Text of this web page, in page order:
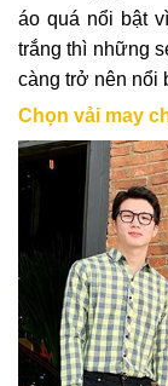
áo quá nổi bật
trắng thì những
càng trở nên nổi
Chọn vải may